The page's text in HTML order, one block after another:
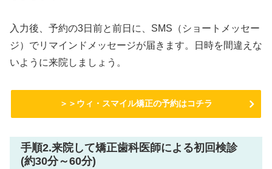
入力後、予約の3日前と前日に、SMS（ショートメッセー
ジ）でリマインドメッセージが届きます。日時を間違えな
いように来院しましょう。
＞＞ウィ・スマイル矯正の予約はコチラ
手順2.来院して矯正歯科医師による初回検診
(約30分～60分)